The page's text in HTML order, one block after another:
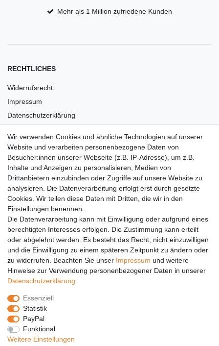
Mehr als 1 Million zufriedene Kunden
RECHTLICHES
Widerrufsrecht
Impressum
Datenschutzerklärung
Versandkosten
Barrierefreiheit
Anleitungen
Vertrag widerrufen
PARTNER
DHL
GLS
PaketPLUS
SPONSORING
Malchower SV 90
Malchower Wölfe
ZERTIFIKATE
Wir verwenden Cookies und ähnliche Technologien auf unserer
Website und verarbeiten personenbezogene Daten von
Besucher:innen unserer Webseite (z.B. IP-Adresse), um z.B.
Inhalte und Anzeigen zu personalisieren, Medien von
Drittanbietern einzubinden oder Zugriffe auf unsere Website zu
analysieren. Die Datenverarbeitung erfolgt erst durch gesetzte
Cookies. Wir teilen diese Daten mit Dritten, die wir in den
Einstellungen benennen.
Die Datenverarbeitung kann mit Einwilligung oder aufgrund eines
berechtigten Interesses erfolgen. Die Zustimmung kann erteilt
oder abgelehnt werden. Es besteht das Recht, nicht einzuwilligen
und die Einwilligung zu einem späteren Zeitpunkt zu ändern oder
zu widerrufen. Beachten Sie unser Impressum und weitere
Hinweise zur Verwendung personenbezogener Daten in unserer
Daten­schutz­erklärung
Essenziell
Statistik
PayPal
Funktional
Weitere Einstellungen